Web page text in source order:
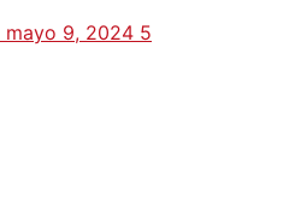
mayo 9, 2024 5